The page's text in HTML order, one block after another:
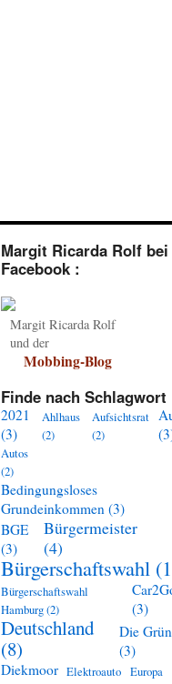
Margit Ricarda Rolf bei
Facebook :
Margit Ricarda Rolf
und der
Mobbing-Blog
Finde nach Schlagwort
2021
(3)
Ahlhaus
(2)
Aufsichtsrat
(2)
Autos
(2)
Bedingungsloses
Grundeinkommen (3)
BGE
(3)
Bürgermeister
(4)
Bürgerschaftswahl
Bürgerschaftswahl
Hamburg(2)
(3)
Deutschland
(8)
Die
(3)
Diekmoor Elektroauto Europa